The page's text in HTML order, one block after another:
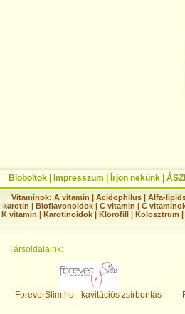
Bioboltok Impresszum Írjon nekünk
Vitaminok: A vitamin |Acidophilus |Alfa-
karotin | Bioflavonoidok | C vitamin | C
K vitamin | Karotinoidok | Klorofill | Kolosztrum |
Társoldalaink:
ForeverSlim.hu - kavitációs zsírbontás